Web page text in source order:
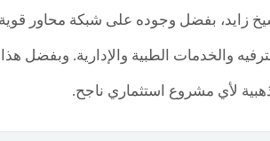
والخدمات الطبية والإدارية. وبفضل
لأي مشروع استثماري ناجح.